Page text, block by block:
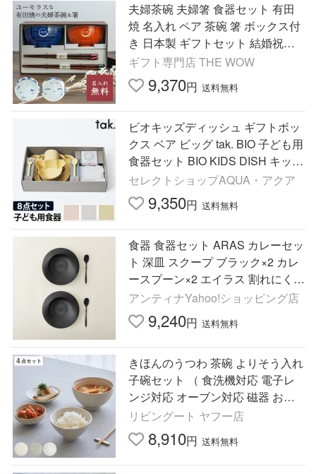
夫婦茶碗 夫婦箸 食器セット 有田
焼 名入れ ペア 茶碗 箸 ボックス付
き 日本製 ギフトセット 結婚祝い
プレゼント 記念日 お祝い 新築祝
い 即日発送
ギフト専門店 THE WOW
9,370円 送料無料
ビオキッズディッシュ ギフトボッ
クス ベア ビッグ tak. BIO 子ども用
食器セット BIO KIDS DISH キッズ
プレート
セレクトショップAQUA・アクア
9,350円 送料無料
食器 食器セット ARAS カレーセッ
ト 深皿 スクープ ブラック×2 カレ
ースプーン×2 エイラス 割れにくい
プレート 日本製 国産 漂白剤 食洗
器使用可能
アンティナYahoo!ショッピング店
9,240円 送料無料
きほんのうつわ 茶碗 よりそう入れ
子碗セット （ 食洗機対応 電子レ
ンジ対応 オーブン対応 磁器 お茶
碗 茶わん ごはん 食器 セット 日本
製 ）
リビングート ヤフー店
8,910円 送料無料